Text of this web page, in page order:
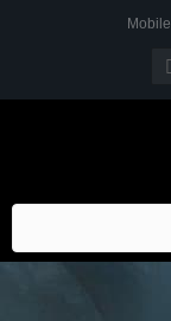
Mobile